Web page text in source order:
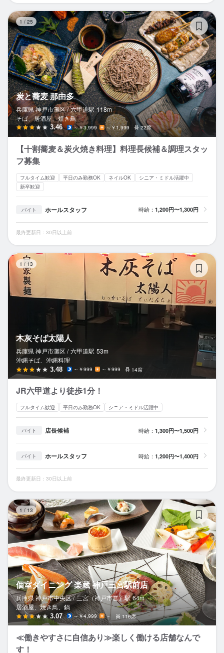
1 / 25
炭と蕎麦 那由多
兵庫県 神戸市灘区 / 六甲道駅 118m
そば、居酒屋、焼き鳥
3.46 ～￥3,999 ～￥1,999 22席
【十割蕎麦＆炭火焼き料理】料理長候補＆調理スタッ
フ募集
フルタイム歓迎 平日のみ勤務OK ネイルOK
シニア・ミドル活躍中
新卒歓迎
バイト ホールスタッフ 時給： 1,200円〜1,300円
最終更新日：30日以上前
1 / 13
木灰そば太陽人
兵庫県 神戸市灘区 / 六甲道駅 53m
沖縄そば、沖縄料理
3.48 ～￥999 ～￥999 14席
JR六甲道より徒歩1分！
フルタイム歓迎 平日のみ勤務OK シニア・ミドル活躍中
バイト 店長候補 時給： 1,300円〜1,500円
バイト ホールスタッフ 時給： 1,200円〜1,400円
最終更新日：30日以上前
1 / 13
個室ダイニング 楽蔵 神戸三宮駅前店
兵庫県 神戸市中央区 / 三宮（神戸市営）駅 64m
居酒屋、焼き鳥、鍋
3.07 ～￥4,999 － 116席
≪働きやすさに自信あり≫楽しく働ける店舗なんで
す！